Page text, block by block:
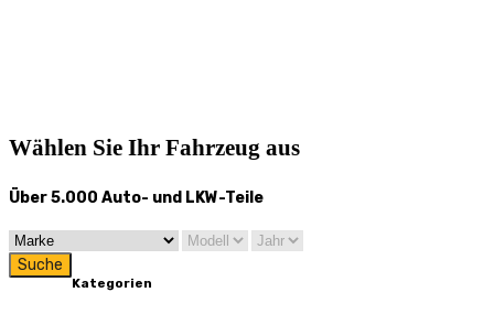
Wählen Sie Ihr Fahrzeug aus
Über 5.000 Auto- und LKW-Teile
Suche
Kategorien